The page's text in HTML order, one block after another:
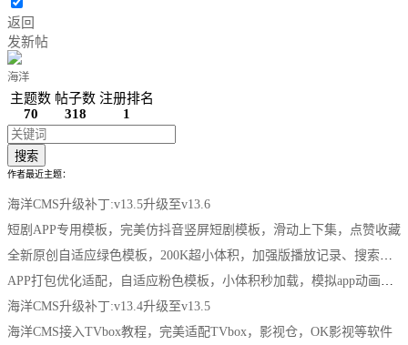
返回
发新帖
海洋
主题数
70
帖子数
318
注册排名
1
搜索
作者最近主题：
海洋CMS升级补丁:v13.5升级至v13.6
短剧APP专用模板，完美仿抖音竖屏短剧模板，滑动上下集，点赞收藏
海洋CMS升级补丁:v13.4升级至v13.5
海洋CMS接入TVbox教程，完美适配TVbox，影视仓，OK影视等软件